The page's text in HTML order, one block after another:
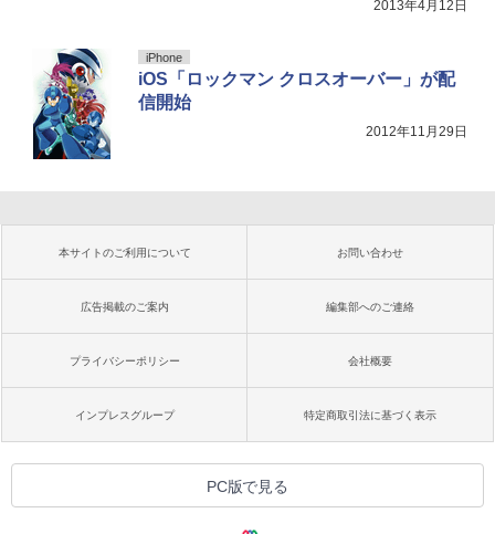
2013年4月12日
iPhone
iOS「ロックマン クロスオーバー」が配
信開始
2012年11月29日
本サイトのご利用について お問い合わせ
広告掲載のご案内 編集部へのご連絡
プライバシーポリシー 会社概要
インプレスグループ 特定商取引法に基づく表示
PC版で見る